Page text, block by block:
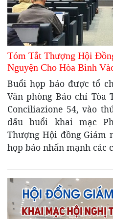
Tóm Tắt Thượng Hội
Nguyện Cho Hòa Bình
Buổi họp báo được tổ
Văn phòng Báo chí Tòa
Conciliazione 54, vào
dấu buổi khai mạc
Thượng Hội đồng Giám
họp báo nhấn mạnh các